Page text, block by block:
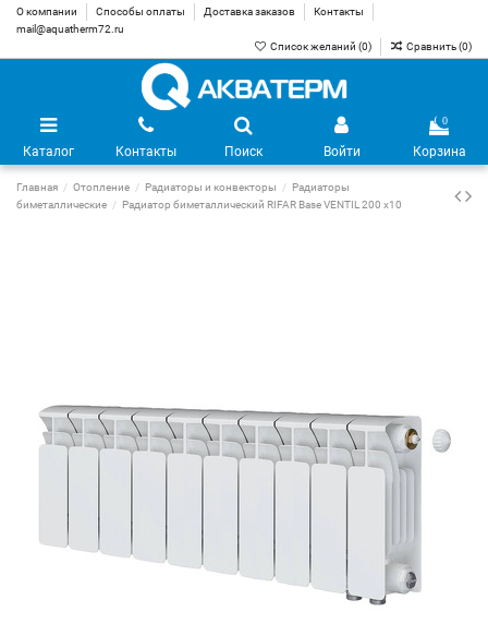
О компании Способы оплаты Доставка заказов
Контакты
mail@aquatherm72.ru
Список желаний (0) Сравнить (0)
Каталог Контакты Поиск Войти
0
Корзина
Главная Отопление Радиаторы и конвекторы
Радиаторы
биметаллические
Радиатор биметаллический RIFAR Base VENTIL 200 х10